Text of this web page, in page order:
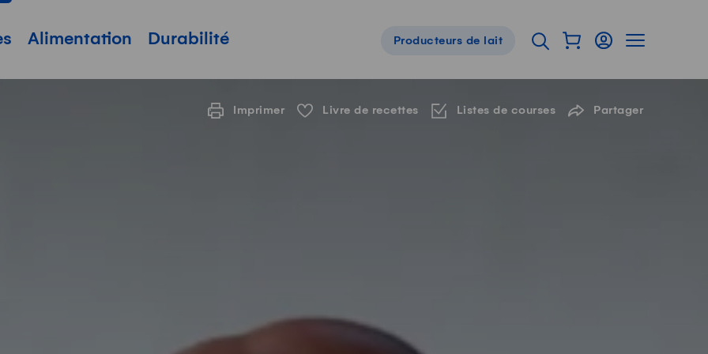
Alimentation Durabilité
Navigation de pied de page
Producteurs de lait Ouvrir l'onglet de
Afficher mon panier
ConnexionAfficher la
Imprimer Livre de recettes Listes de courses Partager